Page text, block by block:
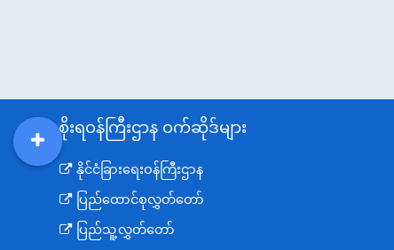
အစိုးရဝန်ကြီးဌာန ဝက်ဆိုဒ်များ
နိုင်ငံခြားရေးဝန်ကြီးဌာန
ပြည်ထောင်စုလွှတ်တော်
ပြည်သူ့လွှတ်တော်
DDM